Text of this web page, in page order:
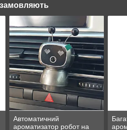
Автоматичний
ароматизатор робот на